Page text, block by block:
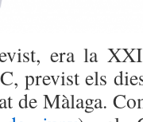
era la
previst els
de Màlaga.